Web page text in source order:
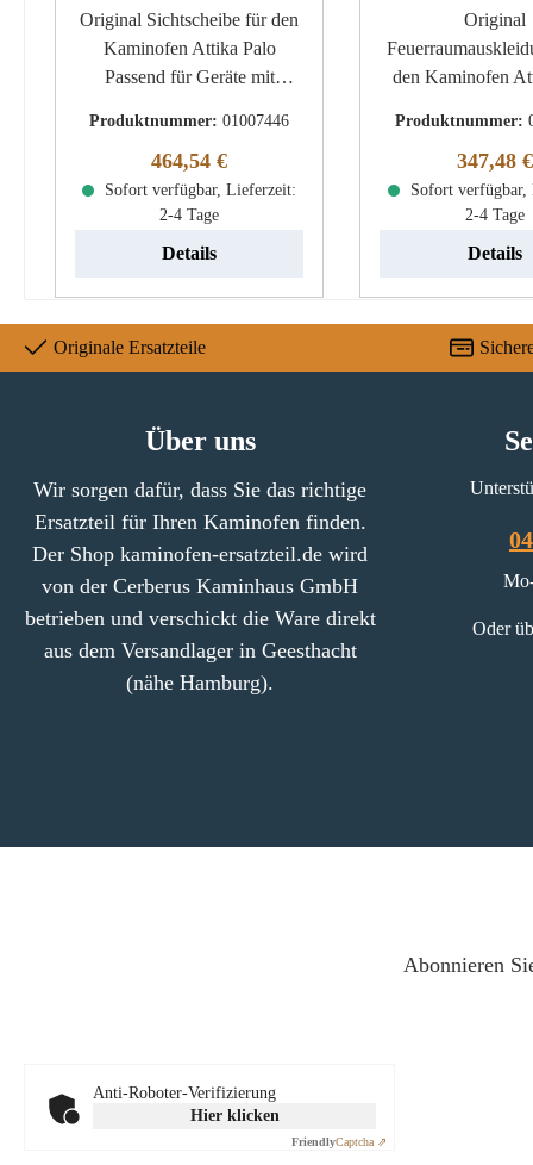
Original Sichtscheibe für den
Kaminofen Attika Palo
Passend für Geräte mit
Kaminglas, Holzofenglas
Maße (B/L/H) 376 mm x 463
mm x 4 mm Material Glas
Form gebogen hitzebeständig
Produktnummer:01007446
Regulärer Preis:
464,54 €
Sofort verfügbar, Lieferzeit:
2-4 Tage
Details
Original
den Kaminofen
Auskleidungen
Sie vorab die
teiliges Set
Brennraumsteine
Vermiculite
480/380 x 25
Seitenstein
mm)
(225/298 x 196 x
Produktnummer:
347,48 €
Sofort verfügbar,
2-4 Tage
Details
Originale Ersatzteile
Über uns
Wir sorgen dafür, dass Sie das richtige
Ersatzteil für Ihren Kaminofen finden.
Der Shop kaminofen-ersatzteil.de wird
von der Cerberus Kaminhaus GmbH
betrieben und verschickt die Ware direkt
aus dem Versandlager in Geesthacht
(nähe Hamburg).
Oder
Abonnieren
Anti-Roboter-Verifizierung
Hier klicken
FriendlyCaptcha ⇗